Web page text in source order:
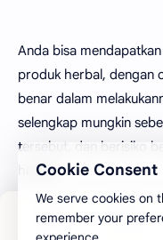
Anda bisa
produk herbal, dengan
benar dalam
selengkap mungkin
tersebut, dan berisiko
herbal.
Anda mungkin bisa
Cookie Consent
We serve cookies on
remember your
experience.